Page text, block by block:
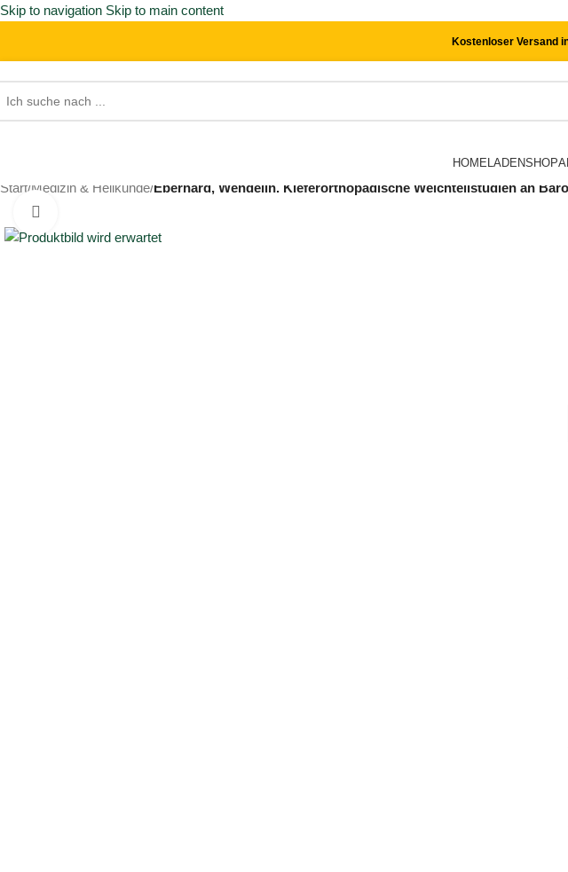
Skip to navigation Skip to main content
Kostenloser Versand
HOME LADENSHOP
Start/Medizin & Heilkunde/Eberhard, Wendelin. Kieferorthopädische Weichteilstudien an